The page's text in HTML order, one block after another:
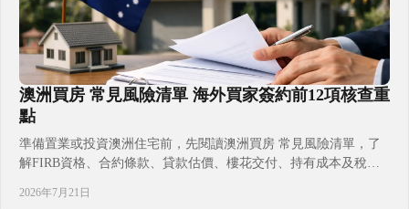
澳洲買房 常見風險清單 海外買家簽約前12項核查重
點
準備置業或投資澳洲住宅前，先閱讀澳洲買房 常見風險清單，了
解FIRB資格、合約條款、貸款估價、樓花交付、持有成本及稅務
移居安排，減少跨境置業常見誤判。並按自身身分、資金來源與持
2026年7月21日